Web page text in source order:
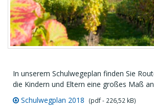
In unserem Schulwegeplan finden Sie
die Kindern und Eltern eine großes Maß
Schulwegplan 2018
(pdf - 226,52 kB)